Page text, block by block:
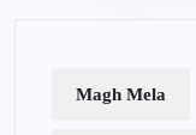
Magh Mela